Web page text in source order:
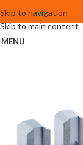
Skip to navigation
Skip to main content
MENU